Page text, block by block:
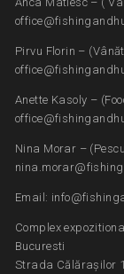
Pirvu Florin –
Anette Kasoly –
Nina Morar –
Email:
Complex
Bucuresti
Strada Călărașilor